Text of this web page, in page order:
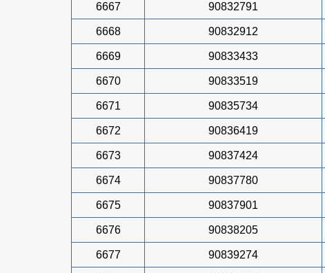
6667 90832791
6668 90832912
6669 90833433
6670 90833519
6671 90835734
6672 90836419
6673 90837424
6674 90837780
6675 90837901
6676 90838205
6677 90839274